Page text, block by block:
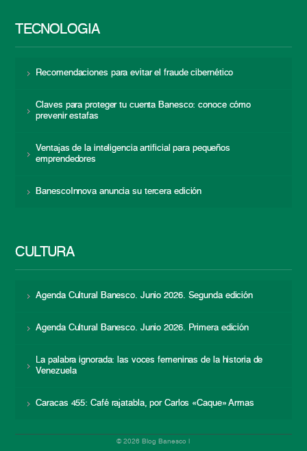
TECNOLOGÍA
Recomendaciones para evitar el fraude cibernético
Claves para proteger tu cuenta Banesco: conoce cómo
prevenir estafas
Ventajas de la inteligencia artificial para pequeños
emprendedores
BanescoInnova anuncia su tercera edición
CULTURA
Agenda Cultural Banesco. Junio 2026. Segunda edición
Agenda Cultural Banesco. Junio 2026. Primera edición
La palabra ignorada: las voces femeninas de la historia de
Venezuela
Caracas 455: Café rajatabla, por Carlos «Caque» Armas
© 2026 Blog Banesco |